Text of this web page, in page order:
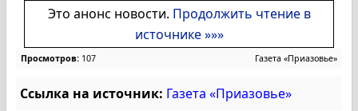
Это анонс новости. Продолжить чтение в
источнике »»»
Просмотров: 107 Газета «Приазовье»
Ссылка на источник: Газета «Приазовье»